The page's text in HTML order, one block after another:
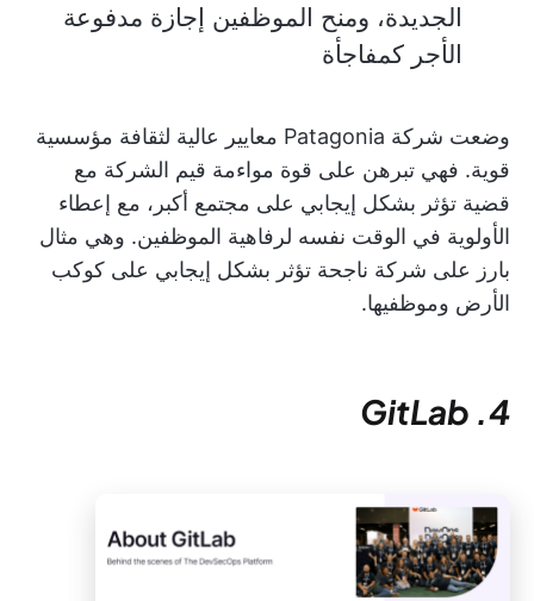
الجديدة، ومنح الموظفين إجازة مدفوعة
الأجر كمفاجأة
وضعت شركة Patagonia معايير عالية لثقافة مؤسسية
قوية. فهي تبرهن على قوة مواءمة قيم الشركة مع
قضية تؤثر بشكل إيجابي على مجتمع أكبر، مع إعطاء
الأولوية في الوقت نفسه لرفاهية الموظفين. وهي مثال
بارز على شركة ناجحة تؤثر بشكل إيجابي على كوكب
الأرض وموظفيها.
4. GitLab